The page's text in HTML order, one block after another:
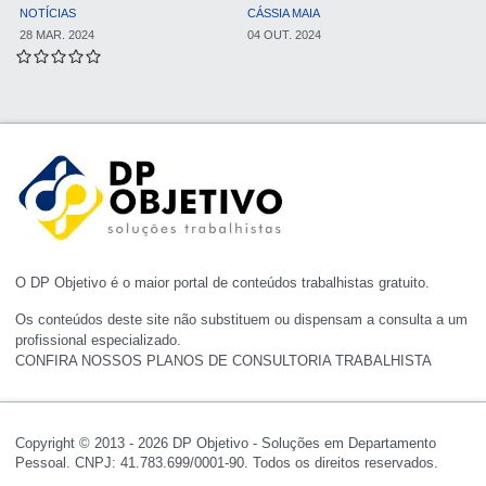
NOTÍCIAS
CÁSSIA MAIA
28 MAR. 2024
04 OUT. 2024
O DP Objetivo é o maior portal de conteúdos trabalhistas gratuito.
Os conteúdos deste site não substituem ou dispensam a consulta a um
profissional especializado.
CONFIRA NOSSOS PLANOS DE CONSULTORIA TRABALHISTA
Copyright © 2013 - 2026 DP Objetivo - Soluções em Departamento
Pessoal. CNPJ: 41.783.699/0001-90. Todos os direitos reservados.